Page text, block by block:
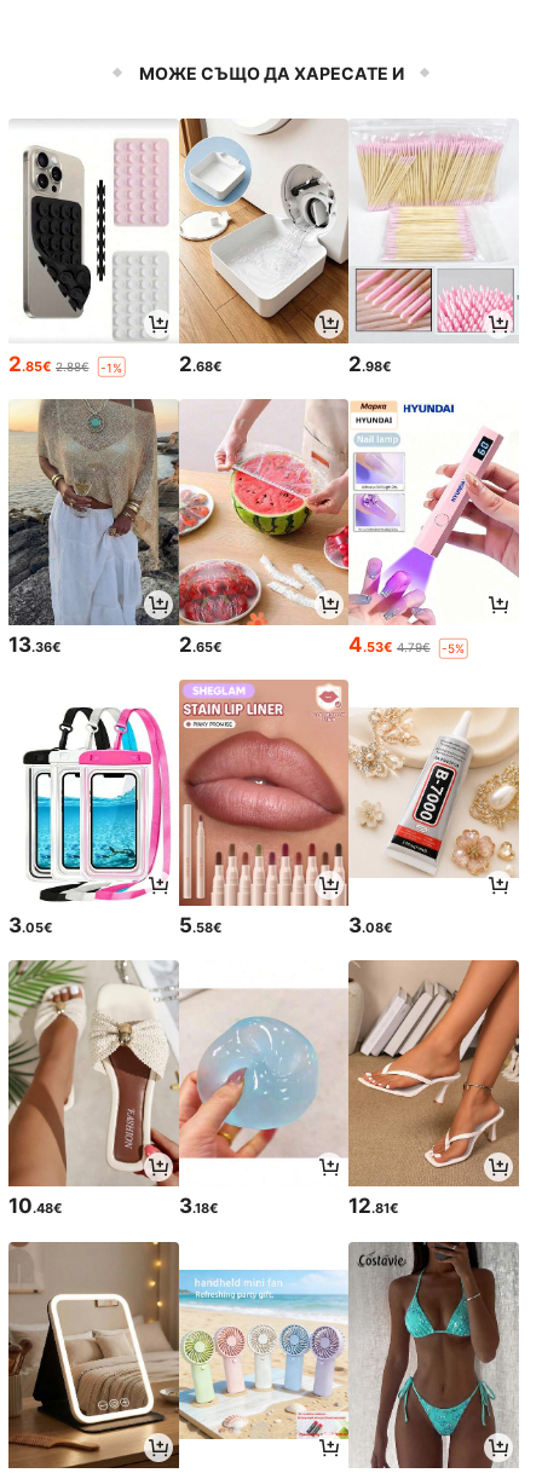
МОЖЕ СЪЩО ДА ХАРЕСАТЕ И
2.85€ 2.88€ -1% 2.68€ 2.98€
13.36€ 2.65€ 4.53€ 4.79€ -5%
3.05€ 5.58€ 3.08€
10.48€ 3.18€ 12.81€